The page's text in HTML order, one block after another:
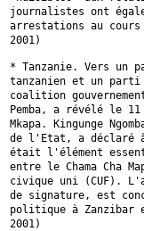
journalistes ont
arrestations au
2001)
* Tanzanie. Vers un
tanzanien et un parti
coalition
Pemba, a révélé le
Mkapa. Kingunge
de l'Etat, a déclaré
était l'élément
entre le Chama Cha
civique uni (CUF).
de signature, est
politique à Zanzibar
2001)